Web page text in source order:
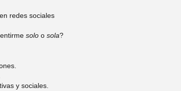
redes sociales
solo o sola?
y sociales.